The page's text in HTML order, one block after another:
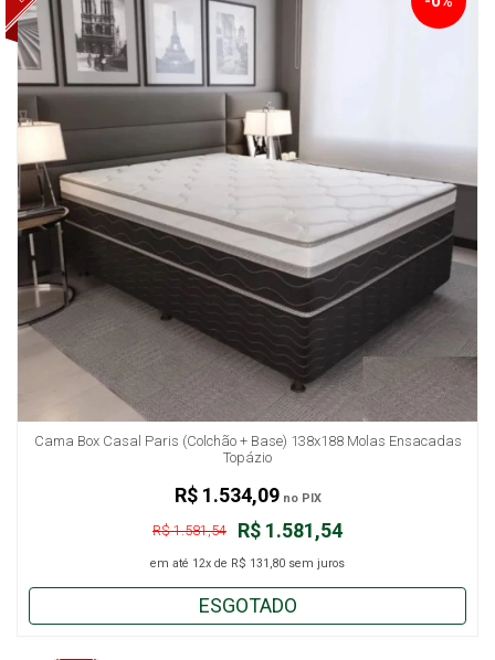
Cama Box Casal Paris (Colchão + Base) 138x188 Molas Ensacadas
Topázio
R$ 1.581,54
R$ 1.581,54
em até 12x de R$ 131,80 sem juros
R$ 1.534,09no PIX
ESGOTADO